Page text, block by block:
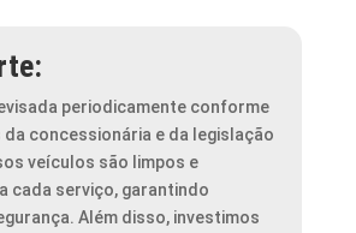
periodicamente conforme
da concessionária e da legislação
veículos são limpos e
cada serviço, garantindo
Além disso, investimos